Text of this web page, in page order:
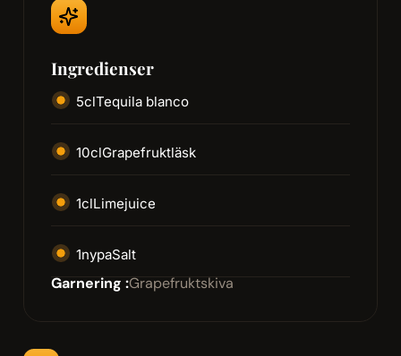
Ingredienser
5clTequila blanco
10clGrapefruktläsk
1clLimejuice
1nypaSalt
Garnering :Grapefruktskiva